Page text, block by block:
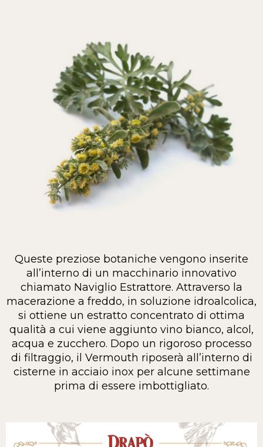
Queste preziose botaniche vengono inserite
all’interno di un macchinario innovativo
chiamato Naviglio Estrattore. Attraverso la
macerazione a freddo, in soluzione idroalcolica,
si ottiene un estratto concentrato di ottima
qualità a cui viene aggiunto vino bianco, alcol,
acqua e zucchero. Dopo un rigoroso processo
di filtraggio, il Vermouth riposerà all’interno di
cisterne in acciaio inox per alcune settimane
prima di essere imbottigliato.